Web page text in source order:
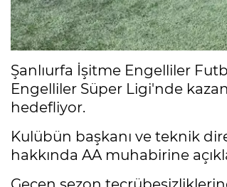
Şanlıurfa İşitme Engelliler
Engelliler Süper Ligi'nde
hedefliyor.
Kulübün başkanı ve teknik
hakkında AA muhabirine